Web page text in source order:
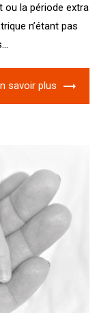
ou la période extra
n’étant pas
savoir plus